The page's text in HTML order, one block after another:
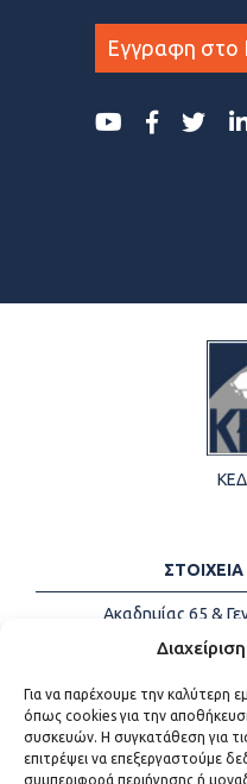
Για να παρέχουμε την καλύτερη
όπως cookies για την
συσκευών. Η συγκατάθεση για
επιτρέψει να επεξεργαστούμε
συμπεριφορά περιήγησης ή
Εγγραφη στο
Ακαδημίας 65 &
Τηλέφωνα:
Email: